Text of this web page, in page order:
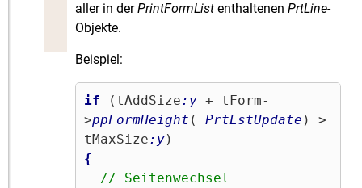
aller in derPrintFormList enthaltenenPrtLine-
Objekte.
Beispiel:
if (tAddSize:y + tForm-
>ppFormHeight ( _PrtLstUpdate ) >
tMaxSize:y
{
// Seitenwechsel